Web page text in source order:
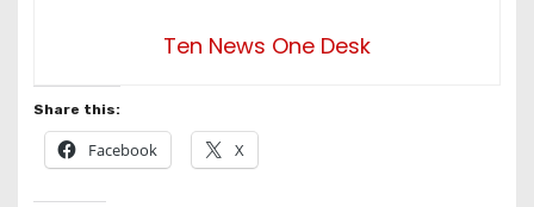
Ten News One Desk
Share this:
Facebook X